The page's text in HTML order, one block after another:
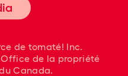
de tomaté! Inc.
de la propriété
Canada.